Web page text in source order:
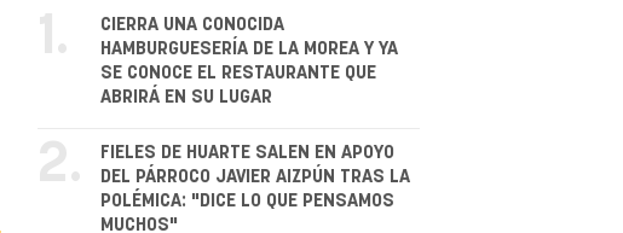
1.
CIERRA UNA CONOCIDA
HAMBURGUESERÍA DE LA MOREA Y YA
SE CONOCE EL RESTAURANTE QUE
ABRIRÁ EN SU LUGAR
2.
FIELES DE HUARTE SALEN EN APOYO
DEL PÁRROCO JAVIER AIZPÚN TRAS LA
POLÉMICA: "DICE LO QUE PENSAMOS
MUCHOS"